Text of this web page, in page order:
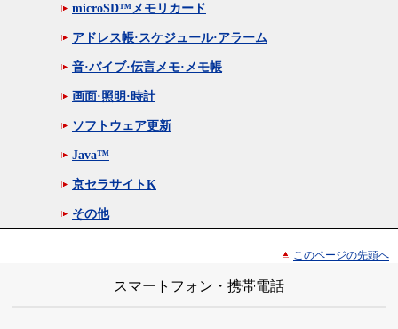
microSD™メモリカード
アドレス帳·スケジュール·アラーム
音·バイブ·伝言メモ·メモ帳
画面·照明·時計
ソフトウェア更新
Java™
京セラサイトK
その他
このページの先頭へ
スマートフォン・携帯電話